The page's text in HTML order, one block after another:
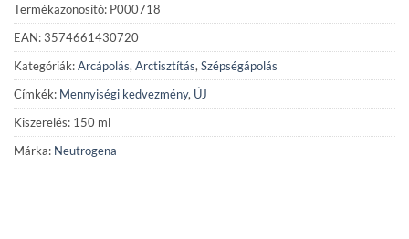
Termékazonosító: P000718
EAN: 3574661430720
Kategóriák:Arcápolás, Arctisztítás, Szépségápolás
Címkék: Mennyiségi kedvezmény, ÚJ
Kiszerelés: 150 ml
Márka: Neutrogena